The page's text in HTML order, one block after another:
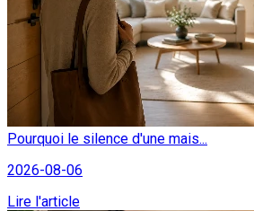
Pourquoi le silence d'une mais...
2026-08-06
Lire l'article